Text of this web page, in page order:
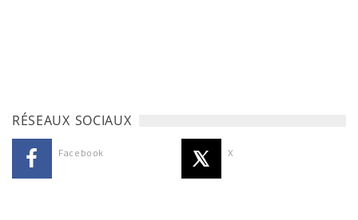
RÉSEAUX SOCIAUX
Facebook X